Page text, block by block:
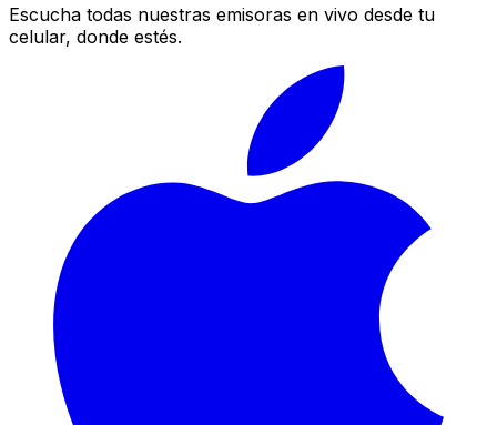
Escucha todas nuestras emisoras en vivo desde tu
celular, donde estés.